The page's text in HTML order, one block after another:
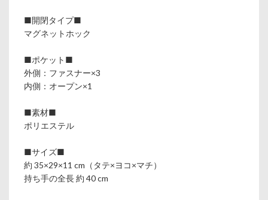
■開閉タイプ■
マグネットホック
■ポケット■
外側：ファスナー×3
内側：オープン×1
■素材■
ポリエステル
■サイズ■
約 35×29×11 cm（タテ×ヨコ×マチ）
持ち手の全長 約 40 cm